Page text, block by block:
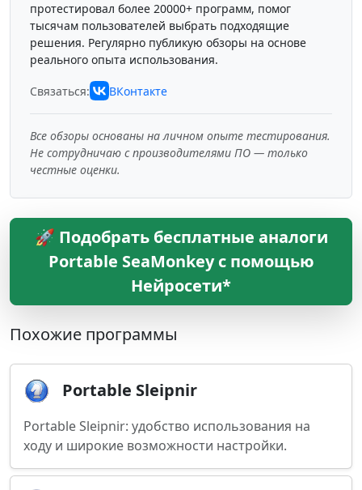
протестировал более 20000+ программ, помог
тысячам пользователей выбрать подходящие
решения. Регулярно публикую обзоры на основе
реального опыта использования.
Связаться: ВКонтакте
Все обзоры основаны на личном опыте тестирования.
Не сотрудничаю с производителями ПО — только
честные оценки.
🚀 Подобрать бесплатные аналоги
Portable SeaMonkey с помощью
Нейросети*
Похожие программы
Portable Sleipnir
Portable Sleipnir: удобство использования на
ходу и широкие возможности настройки.